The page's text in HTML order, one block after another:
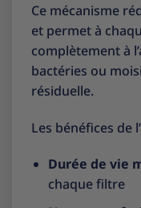
Ce mécanisme
et permet à
complètement à
bactéries ou
résiduelle.
Les bénéfices de
Durée de vie
chaque filtre